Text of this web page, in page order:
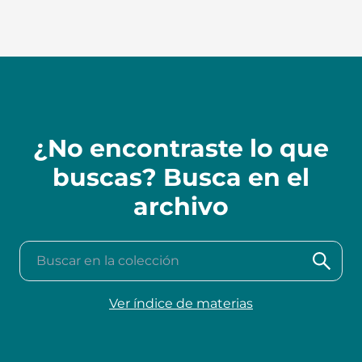
¿No encontraste lo que
buscas? Busca en el
archivo
Buscar en la colección
Ver índice de materias